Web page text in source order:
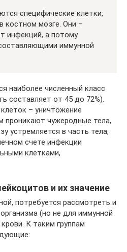
специфические клетки,
костном мозге. Они –
инфекций, а потому
иммунной
наиболее численный класс
составляет от 45 до 72%).
– уничтожение
проникают чужеродные тела,
устремляется в часть тела,
счете инфекции
клетками,
и их значение
потребуется рассмотреть и
(но не для иммунной
К таким группам